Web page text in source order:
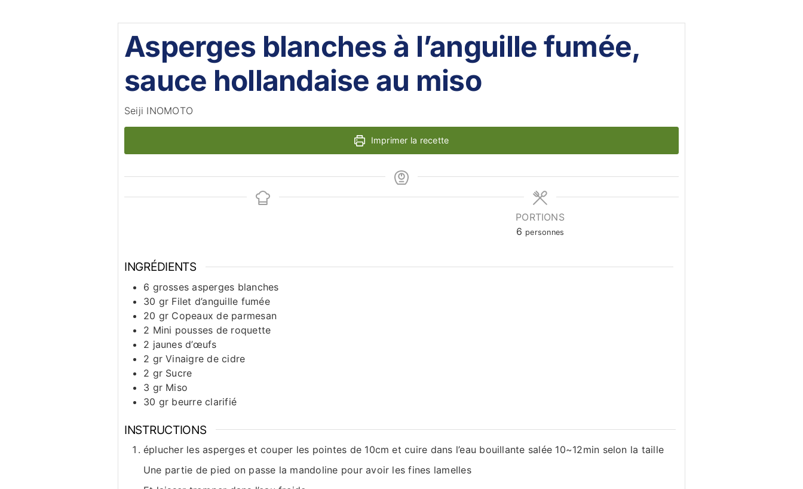
Asperges blanches à l’anguille fumée,
sauce hollandaise au miso
Seiji INOMOTO
Imprimer la recette
PORTIONS
6 personnes
INGRÉDIENTS
6 grosses asperges blanches
30 gr Filet d’anguille fumée
20 gr Copeaux de parmesan
2 Mini pousses de roquette
2 jaunes d’œufs
2 gr Vinaigre de cidre
2 gr Sucre
3 gr Miso
30 gr beurre clarifié
INSTRUCTIONS
éplucher les asperges et couper les pointes de 10cm et cuire dans l’eau bouillante salée 10~12min selon la taille
Une partie de pied on passe la mandoline pour avoir les fines lamelles